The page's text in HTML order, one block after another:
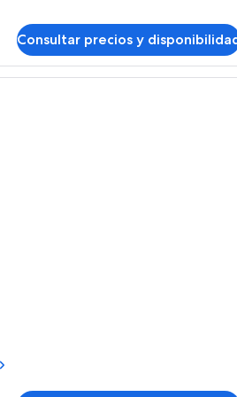
Consultar precios y